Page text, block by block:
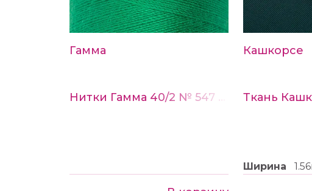
Гамма
Нитки Гамма 40/2 № 547 св.изумрудный
Кашкорсе
Ширина